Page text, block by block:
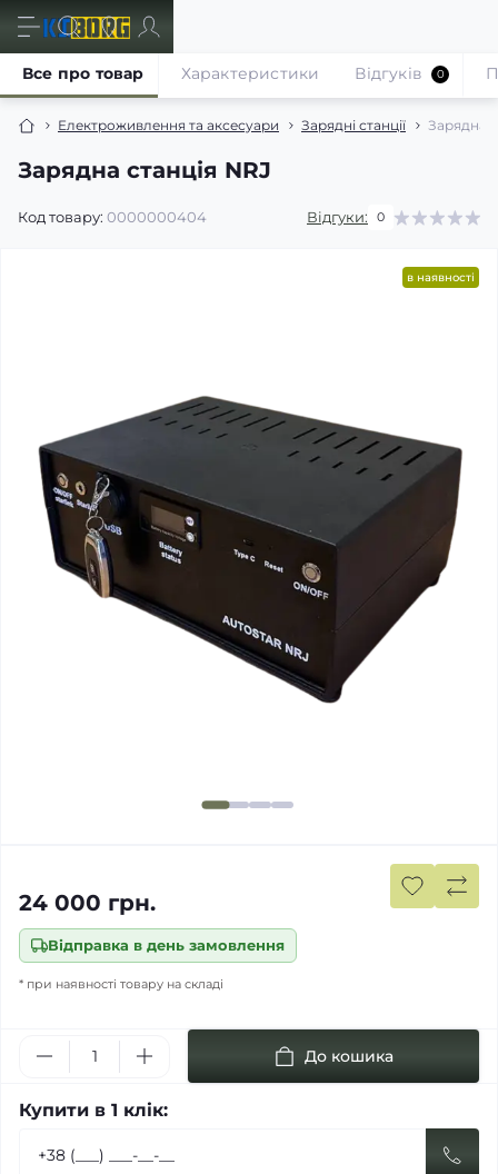
Електроживлення та аксесуари Зарядні станції Зарядна
Зарядна станція NRJ
Код товару: 0000000404 Відгуки: 0
Все про товар Характеристики Відгуків 0
в наявності
Відправка в день замовлення
* при наявності товару на складі
24 000 грн.
До кошика
Купити в 1 клік: